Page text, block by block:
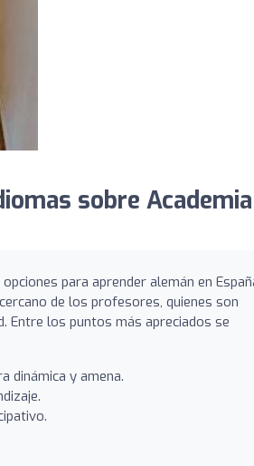
sobre Academia
para aprender alemán en
de los profesores, quienes son
Entre los puntos más apreciados se
dinámica y amena.